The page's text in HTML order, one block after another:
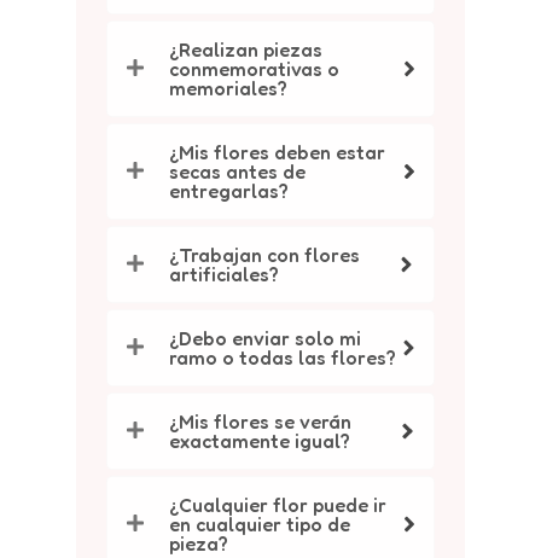
¿Realizan piezas
conmemorativas o
memoriales?
¿Mis flores deben estar
secas antes de
entregarlas?
¿Trabajan con flores
artificiales?
¿Debo enviar solo mi
ramo o todas las flores?
¿Mis flores se verán
exactamente igual?
¿Cualquier flor puede ir
en cualquier tipo de
pieza?